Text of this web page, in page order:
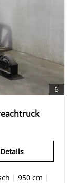
6
Details
| 950 cm |